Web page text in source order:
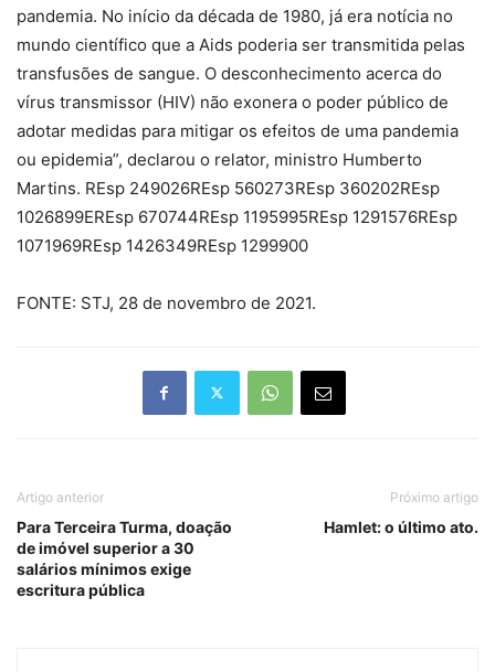
pandemia. No início da década de 1980, já era notícia no
mundo científico que a Aids poderia ser transmitida pelas
transfusões de sangue. O desconhecimento acerca do
vírus transmissor (HIV) não exonera o poder público de
adotar medidas para mitigar os efeitos de uma pandemia
ou epidemia”, declarou o relator, ministro Humberto
Martins. REsp 249026REsp 560273REsp 360202REsp
1026899EREsp 670744REsp 1195995REsp 1291576REsp
1071969REsp 1426349REsp 1299900
FONTE: STJ, 28 de novembro de 2021.
Artigo anterior
Para Terceira Turma, doação
de imóvel superior a 30
salários mínimos exige
escritura pública
Próximo artigo
Hamlet: o último ato.